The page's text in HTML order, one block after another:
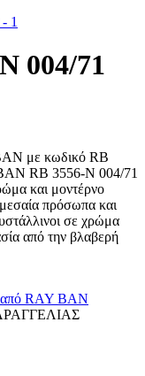
004/71
με κωδικό RB
RB 3556-N 004/71
και μοντέρνο
πρόσωπα και
σε χρώμα
από την βλαβερή
RAY BAN